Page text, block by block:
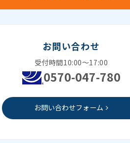
お問い合わせ
受付時間10:00～17:00
0570-047-780
お問い合わせフォーム